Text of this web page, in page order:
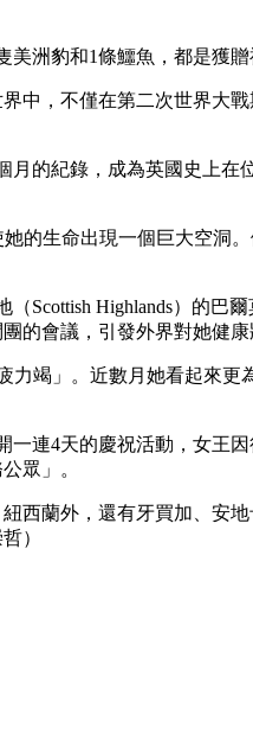
洲豹和1條鱷魚，都是獲贈
中，不僅在第二次世界大
月的紀錄，成為英國史上
的生命出現一個巨大空
Highlands）的巴
會議，引發外界對她健
竭」。近數月她看起來
一連4天的慶祝活動，女
眾」。
西蘭外，還有牙買加、安
）